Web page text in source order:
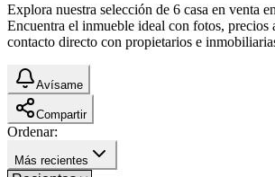
Explora nuestra selección de 6 casa en venta
Encuentra el inmueble ideal con fotos, precios
contacto directo con propietarios e
Avísame
Compartir
Ordenar:
Más recientes